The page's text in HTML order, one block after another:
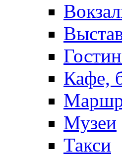
Кафе,
Музеи
Такси